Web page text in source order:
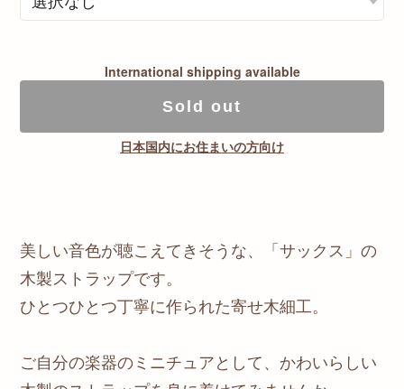
International shipping available
Sold out
日本国内にお住まいの方向け
美しい音色が聴こえてきそうな、「サックス」の
木製ストラップです。
ひとつひとつ丁寧に作られた寄せ木細工。
ご自分の楽器のミニチュアとして、かわいらしい